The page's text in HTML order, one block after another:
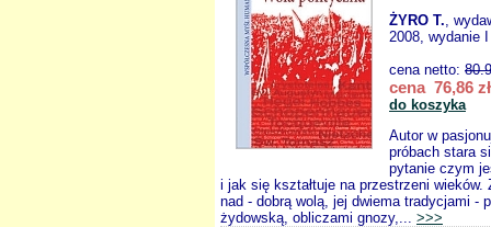
ŻYRO T.,
2008, wydanie I
cena netto:
cena 76,86 zł
do koszyka
Autor w
próbach stara
pytanie czym
i jak się kształtuje na przestrzeni wieków.
nad - dobrą wolą, jej dwiema tradycjami -
żydowską, obliczami gnozy,... >>>